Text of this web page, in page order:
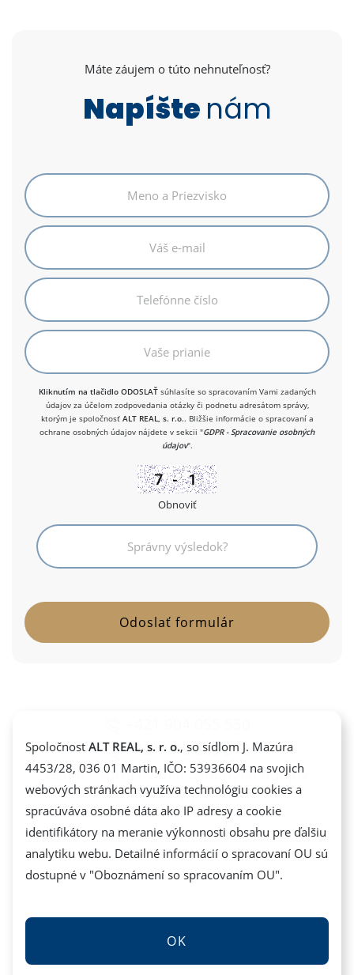
Máte záujem o túto nehnuteľnosť?
Napíšte nám
Kliknutím na tlačidlo ODOSLAŤsúhlasíte so spracovaním Vami zadaných
údajov za účelom zodpovedania otázky či podnetu adresátom správy,
ktorým je spoločnosť ALT REAL, s. r.o.. Bližšie informácie o spracovaní a
ochrane osobných údajov nájdete v sekcii "GDPR - Spracovanie osobných
údajov".
Obnoviť
+421 948 839 373
GDPR - Spracovanie osobných údajov
Reklamačný poriadok
Spoločnost ALT REAL, s. r. o., so sídlom J. Mazúra
4453/28, 036 01 Martin, IČO: 53936604 na svojich
webových stránkach využíva technológiu cookies a
spracúváva osobné dáta ako IP adresy a cookie
identifikátory na meranie výkonnosti obsahu pre ďalšiu
analytiku webu. Detailné informácií o spracovaní OU sú
dostupné v "Oboznámení so spracovaním OU".
OK